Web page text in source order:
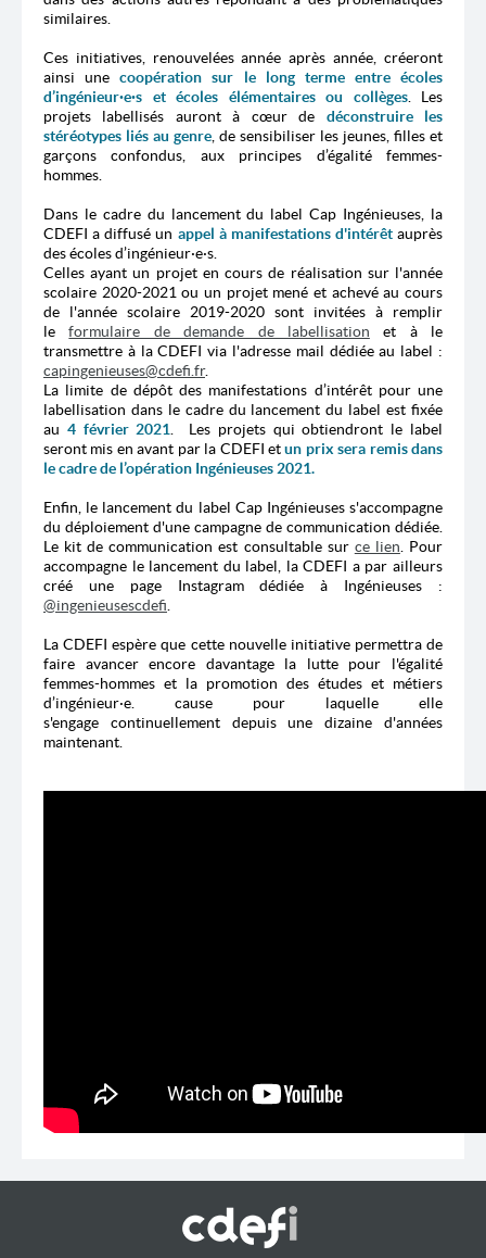
similaires.
Ces initiatives, renouvelées année après année, créeront
ainsi une coopération sur le long terme entre écoles
d’ingénieur·e·s et écoles élémentaires ou collèges. Les
projets labellisés auront à cœur de déconstruire les
stéréotypes liés au genre , de sensibiliser les jeunes, filles et
garçons confondus, aux principes d’égalité femmes-
hommes.
Dans le cadre du lancement du label Cap Ingénieuses, la
CDEFI a diffusé un appel à manifestations d'intérêtauprès
des écoles d’ingénieur·e·s.
Celles ayant un projet en cours de réalisation sur l'année
scolaire 2020-2021 ou un projet mené et achevé au cours
de l'année scolaire 2019-2020 sont invitées à remplir
leformulaire de demande de labellisation et à le
transmettre à la CDEFI via l'adresse mail dédiée au label :
capingenieuses@cdefi.fr.
La limite de dépôt des manifestations d’intérêt pour une
labellisation dans le cadre du lancement du label est fixée
au 4 février 2021
. Les projets qui obtiendront le label
seront mis en avant par la CDEFI etun prix sera remis dans
le cadre de l’opération Ingénieuses 2021.
Enfin, le lancement du label Cap Ingénieuses s'accompagne
du déploiement d'une campagne de communication dédiée.
Le kit de communication est consultable sur ce lien . Pour
accompagne le lancement du label, la CDEFI a par ailleurs
créé une page Instagram dédiée à Ingénieuses :
@ingenieusescdefi
La CDEFI espère que cette nouvelle initiative permettra de
faire avancer encore davantage la lutte pour l'égalité
femmes-hommes et la promotion des études et métiers
d’ingénieur·e. cause pour laquelle elle
s'engage continuellement depuis une dizaine d'années
maintenant.